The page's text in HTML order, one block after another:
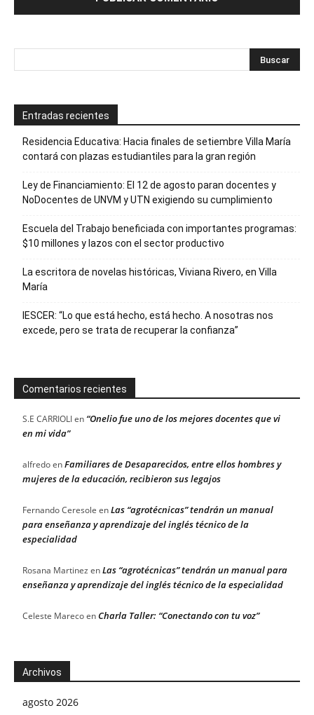
Entradas recientes
Residencia Educativa: Hacia finales de setiembre Villa María
contará con plazas estudiantiles para la gran región
Ley de Financiamiento: El 12 de agosto paran docentes y
NoDocentes de UNVM y UTN exigiendo su cumplimiento
Escuela del Trabajo beneficiada con importantes programas:
$10 millones y lazos con el sector productivo
La escritora de novelas históricas, Viviana Rivero, en Villa
María
IESCER: “Lo que está hecho, está hecho. A nosotras nos
excede, pero se trata de recuperar la confianza”
Comentarios recientes
S.E CARRIOLIen “Onelio fue uno de los mejores docentes que vi
en mi vida”
alfredoenFamiliares de Desaparecidos, entre ellos hombres y
mujeres de la educación, recibieron sus legajos
Fernando Ceresole enLas “agrotécnicas” tendrán un manual
para enseñanza y aprendizaje del inglés técnico de la
especialidad
Rosana Martinez enLas “agrotécnicas” tendrán un manual para
enseñanza y aprendizaje del inglés técnico de la especialidad
Celeste MarecoenCharla Taller: “Conectando con tu voz”
Archivos
agosto 2026